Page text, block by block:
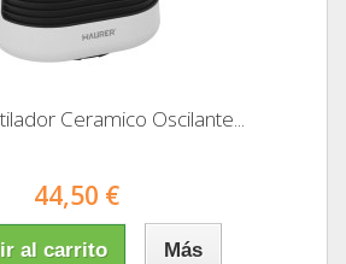
Ceramico Oscilante...
44,50 €
al carrito Más